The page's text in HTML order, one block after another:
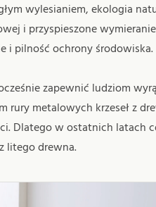
wylesianiem, ekologia
i przyspieszone
i pilność ochrony środowiska.
zapewnić ludziom
metalowych krzeseł z
Dlatego w ostatnich latach
litego drewna.